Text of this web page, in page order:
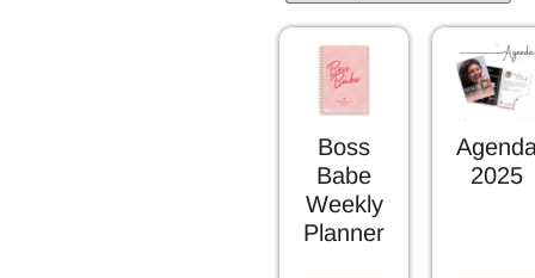
Boss
Babe
Weekly
Planner
2025